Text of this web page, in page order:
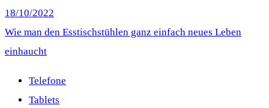
18/10/2022
Wie man den Esstischstühlen ganz einfach neues Leben
einhaucht
Telefone
Tablets